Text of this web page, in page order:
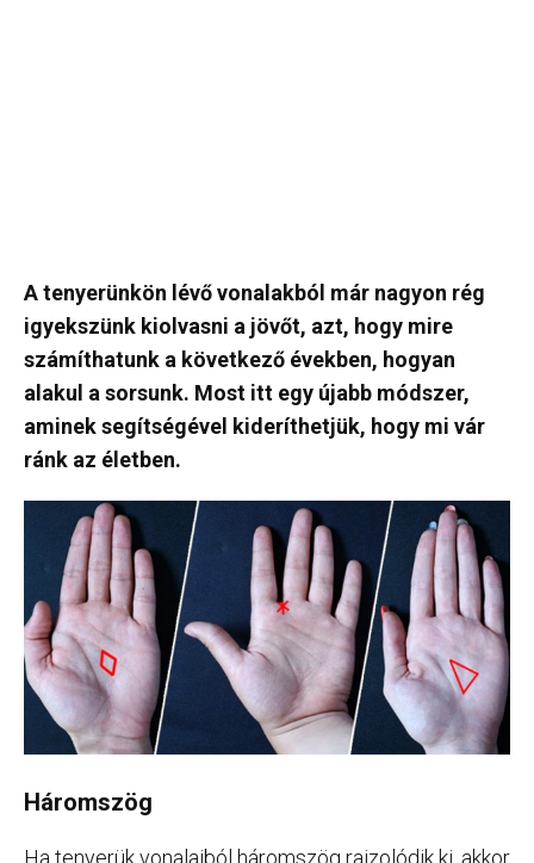
A tenyerünkön lévő vonalakból már nagyon rég
igyekszünk kiolvasni a jövőt, azt, hogy mire
számíthatunk a következő években, hogyan
alakul a sorsunk. Most itt egy újabb módszer,
aminek segítségével kideríthetjük, hogy mi vár
ránk az életben.
Háromszög
Ha tenyerük vonalaiból háromszög rajzolódik ki, akkor